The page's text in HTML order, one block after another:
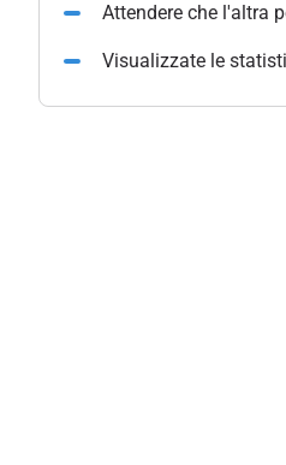
Attendere che l'altra
Visualizzate le